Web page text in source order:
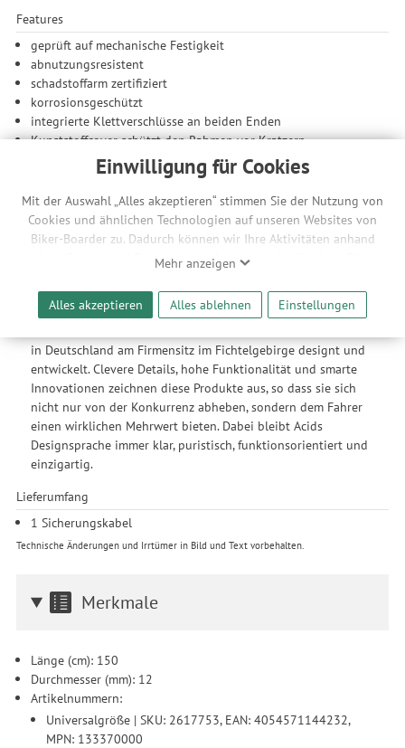
Einwilligung für Cookies
Mit der Auswahl „Alles akzeptieren“ stimmen Sie der Nutzung von
Cookies und ähnlichen Technologien auf unseren Websites von
Biker-Boarder zu. Dadurch können wir Ihre Aktivitäten anhand
Ihrer Geräte- und Browsereinstellungen nachvollziehen. Dies
ermöglicht es uns, anhand ihrer Interessen nutzungsbasierte
Werbeanzeigen für Sie bereitzustellen sowie Funktionalitäten
unserer Website sicherzustellen und stetig zu verbessern. Dabei
werden Ihre Daten auch an Drittanbieter und Werbepartner
weitergegeben. Die Verarbeitung erfolgt ausschließlich zum
Zwecke der Einbindung von Streaming-Inhalten und der
Durchführung von statistischer Analyse, Reichweitenmessungen,
Produktempfehlungen und nutzungsbasierter Werbung.
Informationen zu den einzelnen Funktionen, den Drittanbietern
und der Speicherdauer finden Sie unter Einstellungen. Diese
Einwilligung ist freiwillig, für die Nutzung unserer Website nicht
Einwilligung unter Einstellungen lediglich für bestimmte
Drittanbieter erteilen und jederzeit für die Zukunft widerrufen.
Mehr anzeigen
Alles akzeptieren Alles ablehnen Einstellungen
Features
geprüft auf mechanische Festigkeit
abnutzungsresistent
schadstoffarm zertifiziert
korrosionsgeschützt
integrierte Klettverschlüsse an beiden Enden
Kunststoffcover schützt den Rahmen vor Kratzern
Herstellerinfo Cube
Cube ist ein deutscher Fahrradhersteller, der alle Arten von
Bikes herstellt. Die Firma wurde 1993 von Marcus Pürner
gegründet. Der ehemalige Student begann mit der Produktion
von Fahrrädern in der 50 m² großen Möbelwerkstatt seines
Vaters. Seit diesem Zeitpunkt hat sich Cube stets vergrößert
und exportiert mittlerweile in 32 Länder weltweit. Die
hauseigenen Tochtermarke Acid entwickelt hochwertiges
in Deutschland am Firmensitz im Fichtelgebirge designt und
entwickelt. Clevere Details, hohe Funktionalität und smarte
Innovationen zeichnen diese Produkte aus, so dass sie sich
nicht nur von der Konkurrenz abheben, sondern dem Fahrer
einen wirklichen Mehrwert bieten. Dabei bleibt Acids
Designsprache immer klar, puristisch, funktionsorientiert und
einzigartig.
Lieferumfang
1 Sicherungskabel
Technische Änderungen und Irrtümer in Bild und Text vorbehalten.
Merkmale
Länge (cm): 150
Durchmesser (mm): 12
Artikelnummern:
Universalgröße | SKU: 2617753, EAN: 4054571144232,
MPN: 133370000